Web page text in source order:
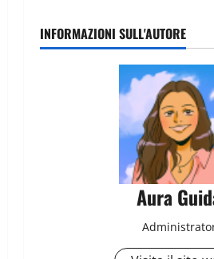
INFORMAZIONI SULL'AUTORE
Aura